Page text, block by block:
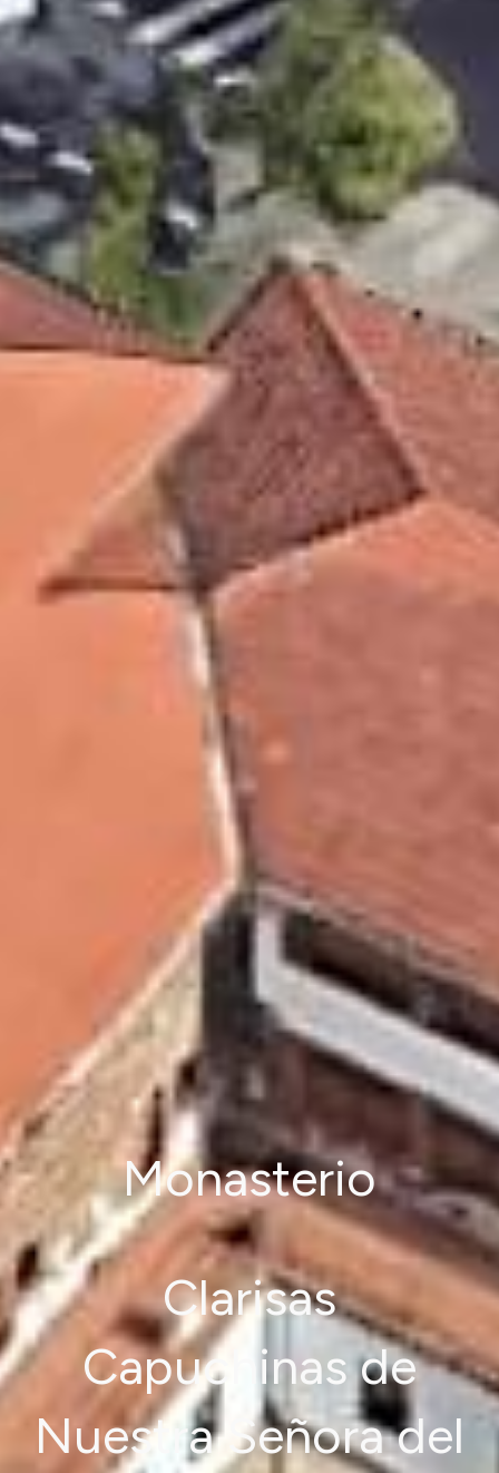
Monasterio
Clarisas
Capuchinas de
Nuestra Señora del